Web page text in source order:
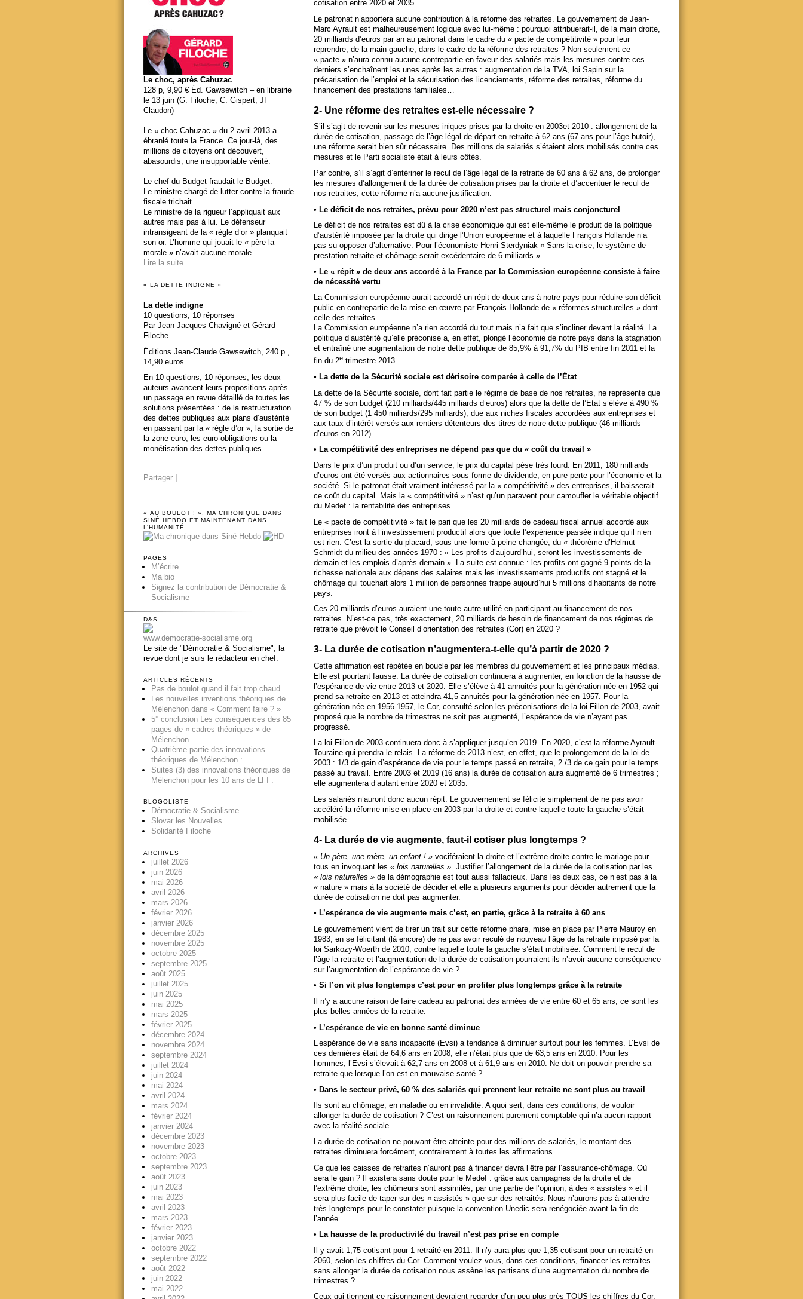
cotisation entre 2020 et 2035.
Le patronat n’apportera aucune contribution à la réforme des retraites. Le gouvernement de Jean-
Marc Ayrault est malheureusement logique avec lui-même : pourquoi attribuerait-il, de la main droite,
20 milliards d’euros par an au patronat dans le cadre du « pacte de compétitivité » pour leur
reprendre, de la main gauche, dans le cadre de la réforme des retraites ? Non seulement ce
« pacte » n’aura connu aucune contrepartie en faveur des salariés mais les mesures contre ces
derniers s’enchaînent les unes après les autres : augmentation de la TVA, loi Sapin sur la
précarisation de l’emploi et la sécurisation des licenciements, réforme des retraites, réforme du
financement des prestations familiales…
2- Une réforme des retraites est-elle nécessaire ?
S’il s’agit de revenir sur les mesures iniques prises par la droite en 2003et 2010 : allongement de la
durée de cotisation, passage de l’âge légal de départ en retraite à 62 ans (67 ans pour l’âge butoir),
une réforme serait bien sûr nécessaire. Des millions de salariés s’étaient alors mobilisés contre ces
mesures et le Parti socialiste était à leurs côtés.
Par contre, s’il s’agit d’entériner le recul de l’âge légal de la retraite de 60 ans à 62 ans, de prolonger
les mesures d’allongement de la durée de cotisation prises par la droite et d’accentuer le recul de
nos retraites, cette réforme n’a aucune justification.
• Le déficit de nos retraites, prévu pour 2020 n’est pas structurel mais conjoncturel
Le déficit de nos retraites est dû à la crise économique qui est elle-même le produit de la politique
d’austérité imposée par la droite qui dirige l’Union européenne et à laquelle François Hollande n’a
pas su opposer d’alternative. Pour l’économiste Henri Sterdyniak « Sans la crise, le système de
prestation retraite et chômage serait excédentaire de 6 milliards ».
• Le « répit » de deux ans accordé à la France par la Commission européenne consiste à faire
de nécessité vertu
La Commission européenne aurait accordé un répit de deux ans à notre pays pour réduire son déficit
public en contrepartie de la mise en œuvre par François Hollande de « réformes structurelles » dont
celle des retraites.
La Commission européenne n’a rien accordé du tout mais n’a fait que s’incliner devant la réalité. La
politique d’austérité qu’elle préconise a, en effet, plongé l’économie de notre pays dans la stagnation
et entraîné une augmentation de notre dette publique de 85,9% à 91,7% du PIB entre fin 2011 et la
fin du 2etrimestre 2013.
• La dette de la Sécurité sociale est dérisoire comparée à celle de l’État
La dette de la Sécurité sociale, dont fait partie le régime de base de nos retraites, ne représente que
47 % de son budget (210 milliards/445 milliards d’euros) alors que la dette de l’Etat s’élève à 490 %
de son budget (1 450 milliards/295 milliards), due aux niches fiscales accordées aux entreprises et
aux taux d’intérêt versés aux rentiers détenteurs des titres de notre dette publique (46 milliards
d’euros en 2012).
• La compétitivité des entreprises ne dépend pas que du « coût du travail »
Dans le prix d’un produit ou d’un service, le prix du capital pèse très lourd. En 2011, 180 milliards
d’euros ont été versés aux actionnaires sous forme de dividende, en pure perte pour l’économie et la
société. Si le patronat était vraiment intéressé par la « compétitivité » des entreprises, il baisserait
ce coût du capital. Mais la « compétitivité » n’est qu’un paravent pour camoufler le véritable objectif
du Medef : la rentabilité des entreprises.
Le « pacte de compétitivité » fait le pari que les 20 milliards de cadeau fiscal annuel accordé aux
entreprises iront à l’investissement productif alors que toute l’expérience passée indique qu’il n’en
est rien. C’est la sortie du placard, sous une forme à peine changée, du « théorème d’Helmut
Schmidt du milieu des années 1970 : « Les profits d’aujourd’hui, seront les investissements de
demain et les emplois d’après-demain ». La suite est connue : les profits ont gagné 9 points de la
richesse nationale aux dépens des salaires mais les investissements productifs ont stagné et le
chômage qui touchait alors 1 million de personnes frappe aujourd’hui 5 millions d’habitants de notre
pays.
Ces 20 milliards d’euros auraient une toute autre utilité en participant au financement de nos
retraites. N’est-ce pas, très exactement, 20 milliards de besoin de financement de nos régimes de
retraite que prévoit le Conseil d’orientation des retraites (Cor) en 2020 ?
3- La durée de cotisation n’augmentera-t-elle qu’à partir de 2020 ?
Cette affirmation est répétée en boucle par les membres du gouvernement et les principaux médias.
Elle est pourtant fausse. La durée de cotisation continuera à augmenter, en fonction de la hausse de
l’espérance de vie entre 2013 et 2020. Elle s’élève à 41 annuités pour la génération née en 1952 qui
prend sa retraite en 2013 et atteindra 41,5 annuités pour la génération née en 1957. Pour la
génération née en 1956-1957, le Cor, consulté selon les préconisations de la loi Fillon de 2003, avait
proposé que le nombre de trimestres ne soit pas augmenté, l’espérance de vie n’ayant pas
progressé.
La loi Fillon de 2003 continuera donc à s’appliquer jusqu’en 2019. En 2020, c’est la réforme Ayrault-
Touraine qui prendra le relais. La réforme de 2013 n’est, en effet, que le prolongement de la loi de
2003 : 1/3 de gain d’espérance de vie pour le temps passé en retraite, 2 /3 de ce gain pour le temps
passé au travail. Entre 2003 et 2019 (16 ans) la durée de cotisation aura augmenté de 6 trimestres ;
elle augmentera d’autant entre 2020 et 2035.
Les salariés n’auront donc aucun répit. Le gouvernement se félicite simplement de ne pas avoir
accéléré la réforme mise en place en 2003 par la droite et contre laquelle toute la gauche s’était
mobilisée.
4- La durée de vie augmente, faut-il cotiser plus longtemps ?
« Un père, une mère, un enfant ! »vociféraient la droite et l’extrême-droite contre le mariage pour
tous en invoquant les « lois naturelles ». Justifier l’allongement de la durée de la cotisation par les
« lois naturelles »de la démographie est tout aussi fallacieux. Dans les deux cas, ce n’est pas à la
« nature » mais à la société de décider et elle a plusieurs arguments pour décider autrement que la
durée de cotisation ne doit pas augmenter.
• L’espérance de vie augmente mais c’est, en partie, grâce à la retraite à 60 ans
Le gouvernement vient de tirer un trait sur cette réforme phare, mise en place par Pierre Mauroy en
1983, en se félicitant (là encore) de ne pas avoir reculé de nouveau l’âge de la retraite imposé par la
loi Sarkozy-Woerth de 2010, contre laquelle toute la gauche s’était mobilisée. Comment le recul de
l’âge la retraite et l’augmentation de la durée de cotisation pourraient-ils n’avoir aucune conséquence
sur l’augmentation de l’espérance de vie ?
• Si l’on vit plus longtemps c’est pour en profiter plus longtemps grâce à la retraite
Il n’y a aucune raison de faire cadeau au patronat des années de vie entre 60 et 65 ans, ce sont les
plus belles années de la retraite.
• L’espérance de vie en bonne santé diminue
L’espérance de vie sans incapacité (Evsi) a tendance à diminuer surtout pour les femmes. L’Evsi de
ces dernières était de 64,6 ans en 2008, elle n’était plus que de 63,5 ans en 2010. Pour les
hommes, l’Evsi s’élevait à 62,7 ans en 2008 et à 61,9 ans en 2010. Ne doit-on pouvoir prendre sa
retraite que lorsque l’on est en mauvaise santé ?
• Dans le secteur privé, 60 % des salariés qui prennent leur retraite ne sont plus au travail
Ils sont au chômage, en maladie ou en invalidité. A quoi sert, dans ces conditions, de vouloir
allonger la durée de cotisation ? C’est un raisonnement purement comptable qui n’a aucun rapport
avec la réalité sociale.
La durée de cotisation ne pouvant être atteinte pour des millions de salariés, le montant des
retraites diminuera forcément, contrairement à toutes les affirmations.
Ce que les caisses de retraites n’auront pas à financer devra l’être par l’assurance-chômage. Où
sera le gain ? Il existera sans doute pour le Medef : grâce aux campagnes de la droite et de
l’extrême droite, les chômeurs sont assimilés, par une partie de l’opinion, à des « assistés » et il
sera plus facile de taper sur des « assistés » que sur des retraités. Nous n’aurons pas à attendre
très longtemps pour le constater puisque la convention Unedic sera renégociée avant la fin de
l’année.
• La hausse de la productivité du travail n’est pas prise en compte
Il y avait 1,75 cotisant pour 1 retraité en 2011. Il n’y aura plus que 1,35 cotisant pour un retraité en
2060, selon les chiffres du Cor. Comment voulez-vous, dans ces conditions, financer les retraites
sans allonger la durée de cotisation nous assène les partisans d’une augmentation du nombre de
trimestres ?
Ceux qui tiennent ce raisonnement devraient regarder d’un peu plus près TOUS les chiffres du Cor.
Le choc, après Cahuzac
128 p, 9,90 € Éd. Gawsewitch – en librairie
le 13 juin (G. Filoche, C. Gispert, JF
Claudon)
Le « choc Cahuzac » du 2 avril 2013 a
ébranlé toute la France. Ce jour-là, des
millions de citoyens ont découvert,
abasourdis, une insupportable vérité.
Le chef du Budget fraudait le Budget.
Le ministre chargé de lutter contre la fraude
fiscale trichait.
Le ministre de la rigueur l’appliquait aux
autres mais pas à lui. Le défenseur
intransigeant de la « règle d’or » planquait
son or. L’homme qui jouait le « père la
morale » n’avait aucune morale.
Lire la suite
« LA DETTE INDIGNE »
La dette indigne
10 questions, 10 réponses
Par Jean-Jacques Chavigné et Gérard
Filoche.
Éditions Jean-Claude Gawsewitch, 240 p.,
14,90 euros
En 10 questions, 10 réponses, les deux
auteurs avancent leurs propositions après
un passage en revue détaillé de toutes les
solutions présentées : de la restructuration
des dettes publiques aux plans d’austérité
en passant par la « règle d’or », la sortie de
la zone euro, les euro-obligations ou la
monétisation des dettes publiques.
Partager
« AU BOULOT ! », MA CHRONIQUE DANS
SINÉ HEBDO ET MAINTENANT DANS
L’HUMANITÉ
PAGES
M’écrire
Ma bio
Signez la contribution de Démocratie &
Socialisme
D&S
www.democratie-socialisme.org
Le site de "Démocratie & Socialisme", la
revue dont je suis le rédacteur en chef.
ARTICLES RÉCENTS
Pas de boulot quand il fait trop chaud
Les nouvelles inventions théoriques de
Mélenchon dans « Comment faire ? »
5° conclusion Les conséquences des 85
pages de « cadres théoriques » de
Mélenchon
Quatrième partie des innovations
théoriques de Mélenchon :
Suites (3) des innovations théoriques de
Mélenchon pour les 10 ans de LFI :
BLOGOLISTE
Démocratie & Socialisme
Slovar les Nouvelles
Solidarité Filoche
ARCHIVES
juillet 2026
juin 2026
mai 2026
avril 2026
mars 2026
février 2026
janvier 2026
décembre 2025
novembre 2025
octobre 2025
septembre 2025
août 2025
juillet 2025
juin 2025
mai 2025
mars 2025
février 2025
décembre 2024
novembre 2024
septembre 2024
juillet 2024
juin 2024
mai 2024
avril 2024
mars 2024
février 2024
janvier 2024
décembre 2023
novembre 2023
octobre 2023
septembre 2023
août 2023
juin 2023
mai 2023
avril 2023
mars 2023
février 2023
janvier 2023
octobre 2022
septembre 2022
août 2022
juin 2022
mai 2022